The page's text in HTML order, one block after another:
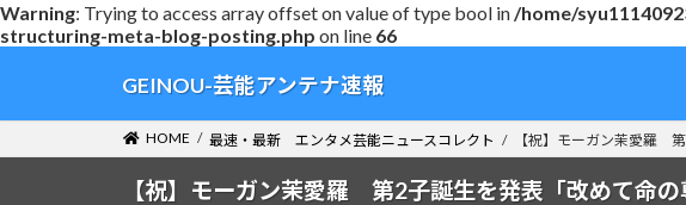
Warning: Trying to access array offset on value of type bool in/home/
structuring-meta-blog-posting.php on line 66
テ
ゲ
GEINOU-芸能アンテナ速報
HOME 最速・最新 エンタメ芸能ニュースコレクト 【祝】モーガン茉愛羅
【祝】モーガン茉愛羅 第2子誕生を発表「改めて命